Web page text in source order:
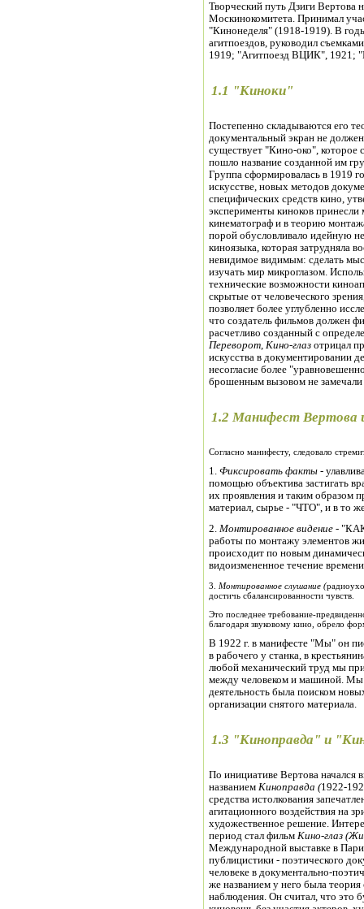
Творческий путь Дзиги Вертова
Москинокомитета. Принимал
"Кинонеделя" (1918-1919). В
агитпоездов, руководил
1919; "Агитпоезд ВЦИК", 1921;
1.1 "Киноки"
Постепенно складываются его
документальный экран не
существует "Кино-око", которое
пошло название созданной им
Группа сформировалась в 1919
искусстве, новых методов
специфических средств кино,
эксперименты киноков
кинематограф и в теорию
порой обусловливало идейную
киноязыка, которая затрудняла
невидимое видимым: сделать
изучать мир микроглазом.
технические возможности
скрытые от человеческого
позволяет более углубленно
что создатель фильмов должен
расчетливо созданный с
Переворот, Кино-глаз отрицал
искусства в документировании
несогласие более
брошенным вызовом не
1.2 Манифест Вертова
Согласно манифесту, следовало
1. Фиксировать факты -
помощью объектива застигать
их проявления и таким образом
материал, сырье - "ЧТО", и в то
2. Монтированное видение -
работы по монтажу элементов
происходит по новым
видоизмененное течение
3. Монтированное слушание (
достичь сбалансированности чувств.
Это последнее требование-
благодаря звуковому кино, обрело
В 1922 г. в манифесте "Мы" он
в рабочего у станка, в
любой механический труд мы
между человеком и машиной. Мы
деятельность была поиском
организации снятого материала.
1.3 "Киноправда" и
По инициативе Вертова начался
названием Киноправда (1922-
средства истолкования
агитационного воздействия на
художественное решение.
период стал фильм Кино-глаз
Международной выставке в
публицистики - поэтического
человеке в документально-
же названием у него была
наблюдения. Он считал, что это